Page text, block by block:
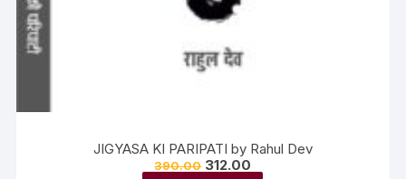
JIGYASA KI PARIPATI by Rahul Dev
390.00 312.00